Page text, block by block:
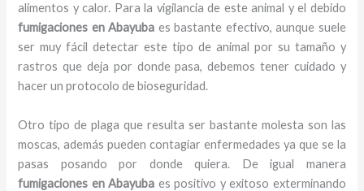
alimentos y calor. Para la vigilancia de este animal y el debido
fumigaciones en Abayuba es bastante efectivo, aunque suele
ser muy fácil detectar este tipo de animal por su tamaño y
rastros que deja por donde pasa, debemos tener cuidado y
hacer un protocolo de bioseguridad.
Otro tipo de plaga que resulta ser bastante molesta son las
moscas, además pueden contagiar enfermedades ya que se la
pasas posando por donde quiera. De igual manera
fumigaciones en Abayuba es positivo y exitoso exterminando